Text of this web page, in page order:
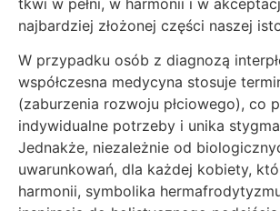
najbardziej złożonej części naszej
W przypadku osób z diagnozą
współczesna medycyna stosuje
(zaburzenia rozwoju płciowego), co
indywidualne potrzeby i unika
Jednakże, niezależnie od
uwarunkowań, dla każdej kobiety,
harmonii, symbolika